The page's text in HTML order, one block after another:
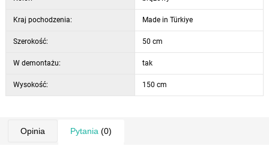
Kraj pochodzenia: Made in Türkiye
Szerokość: 50 cm
W demontażu: tak
Wysokość: 150 cm
Opinia Pytania (0)